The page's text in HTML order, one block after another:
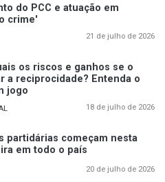
do PCC e atuação em
crime'
21 de julho de 2026
os riscos e ganhos se o
a reciprocidade? Entenda o
jogo
18 de julho de 2026
partidárias começam nesta
em todo o país
20 de julho de 2026